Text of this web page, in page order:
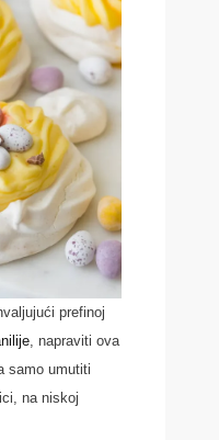
prefinoj
, napraviti ova
samo umutiti
na niskoj